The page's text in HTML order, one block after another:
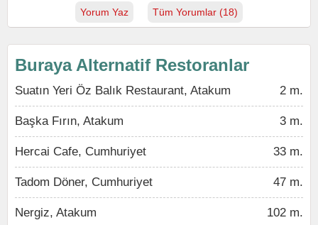
Yorum Yaz Tüm Yorumlar (18)
Buraya Alternatif Restoranlar
Suatın Yeri Öz Balık Restaurant, Atakum 2 m.
Başka Fırın, Atakum 3 m.
Hercai Cafe, Cumhuriyet 33 m.
Tadom Döner, Cumhuriyet 47 m.
Nergiz, Atakum 102 m.